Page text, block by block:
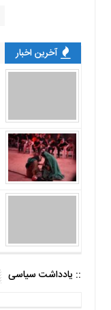
آخرین اخبار
:: یادداشت سیاسی